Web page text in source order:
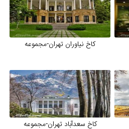
کاخ نیاوران تهران-مجموعه
کاخ سعدآباد تهران-مجموعه